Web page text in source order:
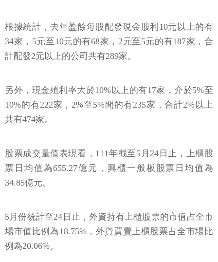
根據統計，去年盈餘每股配發現金股利10元以上的有
34家，5元至10元的有68家，2元至5元的有187家，合
計配發2元以上的公司共有289家。
另外，現金殖利率大於10%以上的有17家，介於5%至
10%的有222家，2%至5%間的有235家，合計2%以上
共有474家。
股票成交量值表現看，111年截至5月24日止，上櫃股
票日均值為655.27億元，興櫃一般板股票日均值為
34.85億元。
5月份統計至24日止，外資持有上櫃股票的市值占全市
場市值比例為18.75%，外資買賣上櫃股票占全市場比
例為20.06%。